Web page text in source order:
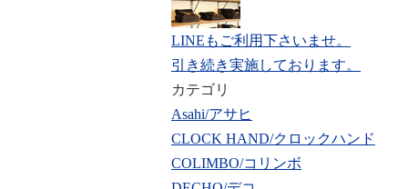
LINEもご利用下さいませ。
引き続き実施しております。
カテゴリ
Asahi/アサヒ
CLOCK HAND/クロックハンド
COLIMBO/コリンボ